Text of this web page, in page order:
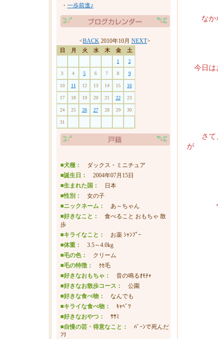
・ 一歩前進♪
<BACK 2010年10月 NEXT>
日 月 火 水 木 金 土
1 2
3 4 5 6 7 8 9
10 11 12 13 14 15 16
17 18 19 20 21 22 23
24 25 26 27 28 29 30
31
■犬種： ダックス・ミニチュア
■誕生日： 2004年07月15日
■生まれた国：
日本
■性別： 女の子
■ニックネーム： あ～ちゃん
■好きなこと： 食べること おもちゃ 散
歩
■キライなこと： お薬 ｼｬﾝﾌﾟｰ
■体重： 3.5～4.0kg
■毛の色： クリーム
■毛の特徴： ｸｾ毛
■好きなおもちゃ： 音の鳴るｵﾓﾁｬ
■好きなお散歩コース： 公園
■好きな食べ物： なんでも
■キライな食べ物： ｷｬﾍﾞﾂ
■好きなおやつ： ｻｻﾐ
■自慢の芸・得意なこと： ﾊﾞｰﾝで死んだ
ﾌﾘ
なかな
今日は
さて
が
今日は